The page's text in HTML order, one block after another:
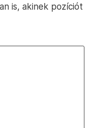
is, akinek pozíciót